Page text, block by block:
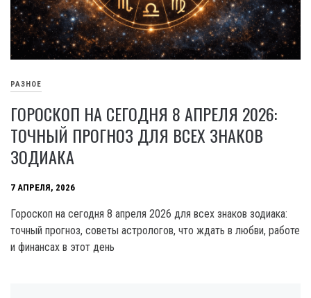
РАЗНОЕ
ГОРОСКОП НА СЕГОДНЯ 8 АПРЕЛЯ 2026:
ТОЧНЫЙ ПРОГНОЗ ДЛЯ ВСЕХ ЗНАКОВ
ЗОДИАКА
7 АПРЕЛЯ, 2026
Гороскоп на сегодня 8 апреля 2026 для всех знаков зодиака:
точный прогноз, советы астрологов, что ждать в любви, работе
и финансах в этот день